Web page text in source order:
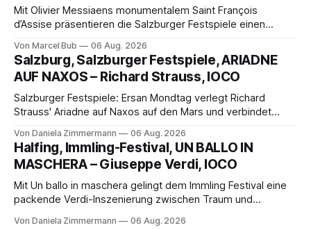
Mit Olivier Messiaens monumentalem Saint François
d’Assise präsentieren die Salzburger Festspiele einen
eine bildgewaltige Inszenierung, Maxime Pascal entfaltet
die komplexe Partitur eindrucksvoll, Philippe Sly berührt als
Franziskus.
Von Marcel Bub 06 Aug. 2026
Salzburg, Salzburger Festspiele, ARIADNE
AUF NAXOS – Richard Strauss, IOCO
Salzburger Festspiele: Ersan Mondtag verlegt Richard
Strauss' Ariadne auf Naxos auf den Mars und verbindet
Aufführung mit starken Solisten und den Wiener
Philharmonikern, szenisch bleibt der zweite Akt jedoch
hinter den Erwartungen zurück.
Von Daniela Zimmermann 06 Aug. 2026
Halfing, Immling-Festival, UN BALLO IN
MASCHERA – Giuseppe Verdi, IOCO
Mit Un ballo in maschera gelingt dem Immling Festival eine
packende Verdi-Inszenierung zwischen Traum und
Von Daniela Zimmermann 06 Aug. 2026